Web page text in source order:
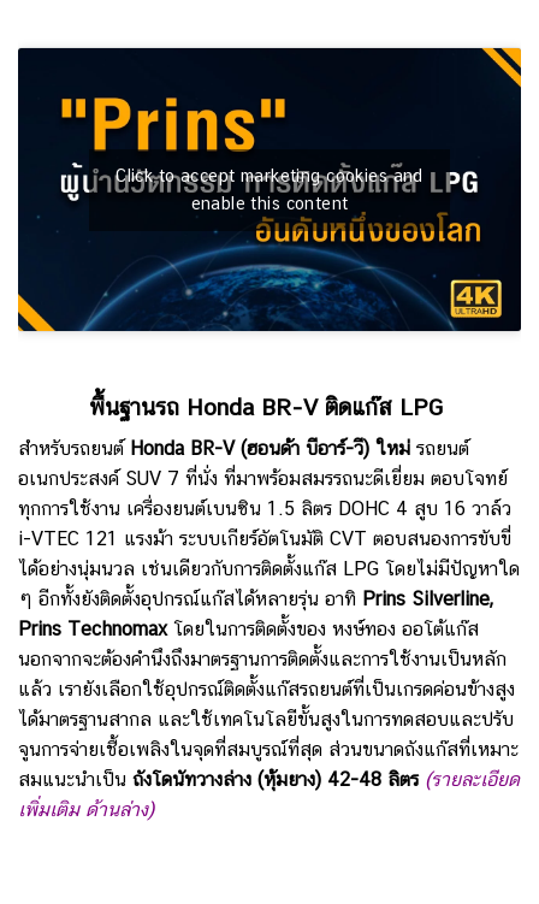
Click to accept marketing cookies and
enable this content
พื้นฐานรถ Honda BR-V ติดแก๊ส LPG
สำหรับรถยนต์ Honda BR-V (ฮอนด้า บีอาร์-วี) ใหม่ รถยนต์
อเนกประสงค์ SUV 7 ที่นั่ง ที่มาพร้อมสมรรถนะดีเยี่ยม ตอบโจทย์
ทุกการใช้งาน เครื่องยนต์เบนซิน 1.5 ลิตร DOHC 4 สูบ 16 วาล์ว
i-VTEC 121 แรงม้า ระบบเกียร์อัตโนมัติ CVT ตอบสนองการขับขี่
ได้อย่างนุ่มนวล เช่นเดียวกับการติดตั้งแก๊ส LPG โดยไม่มีปัญหาใด
ๆ อีกทั้งยังติดตั้งอุปกรณ์แก๊สได้หลายรุ่น อาทิ Prins Silverline,
Prins Technomax โดยในการติดตั้งของ หงษ์ทอง ออโต้แก๊ส
นอกจากจะต้องคำนึงถึงมาตรฐานการติดตั้งและการใช้งานเป็นหลัก
แล้ว เรายังเลือกใช้อุปกรณ์ติดตั้งแก๊สรถยนต์ที่เป็นเกรดค่อนข้างสูง
ได้มาตรฐานสากล และใช้เทคโนโลยีขั้นสูงในการทดสอบและปรับ
จูนการจ่ายเชื้อเพลิงในจุดที่สมบูรณ์ที่สุด ส่วนขนาดถังแก๊สที่เหมาะ
สมแนะนำเป็น ถังโดนัทวางล่าง (หุ้มยาง) 42-48 ลิตร (รายละเอียด
เพิ่มเติม ด้านล่าง)